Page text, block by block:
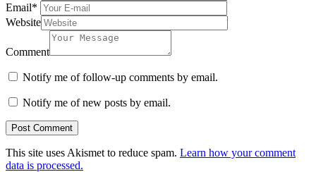
Email*
Website
Comment
Notify me of follow-up comments by email.
Notify me of new posts by email.
This site uses Akismet to reduce spam. Learn how your comment
data is processed.